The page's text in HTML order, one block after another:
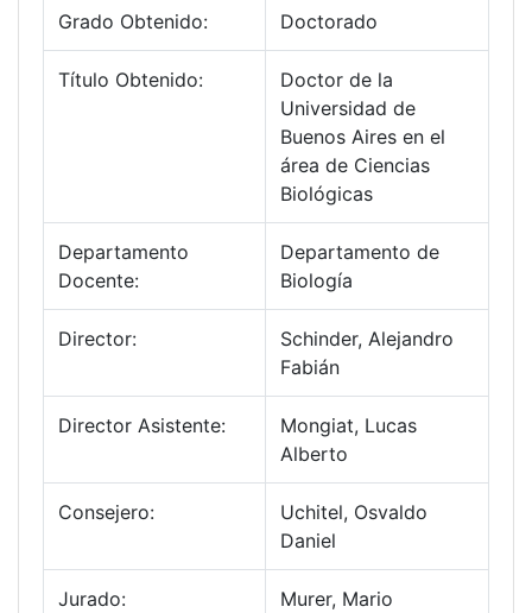
Grado Obtenido: Doctorado
Título Obtenido:
Doctor de la
Universidad de
Buenos Aires en el
área de Ciencias
Biológicas
Departamento
Docente:
Departamento de
Biología
Director:
Schinder, Alejandro
Fabián
Director Asistente:
Mongiat, Lucas
Alberto
Consejero:
Uchitel, Osvaldo
Daniel
Jurado:
Murer, Mario